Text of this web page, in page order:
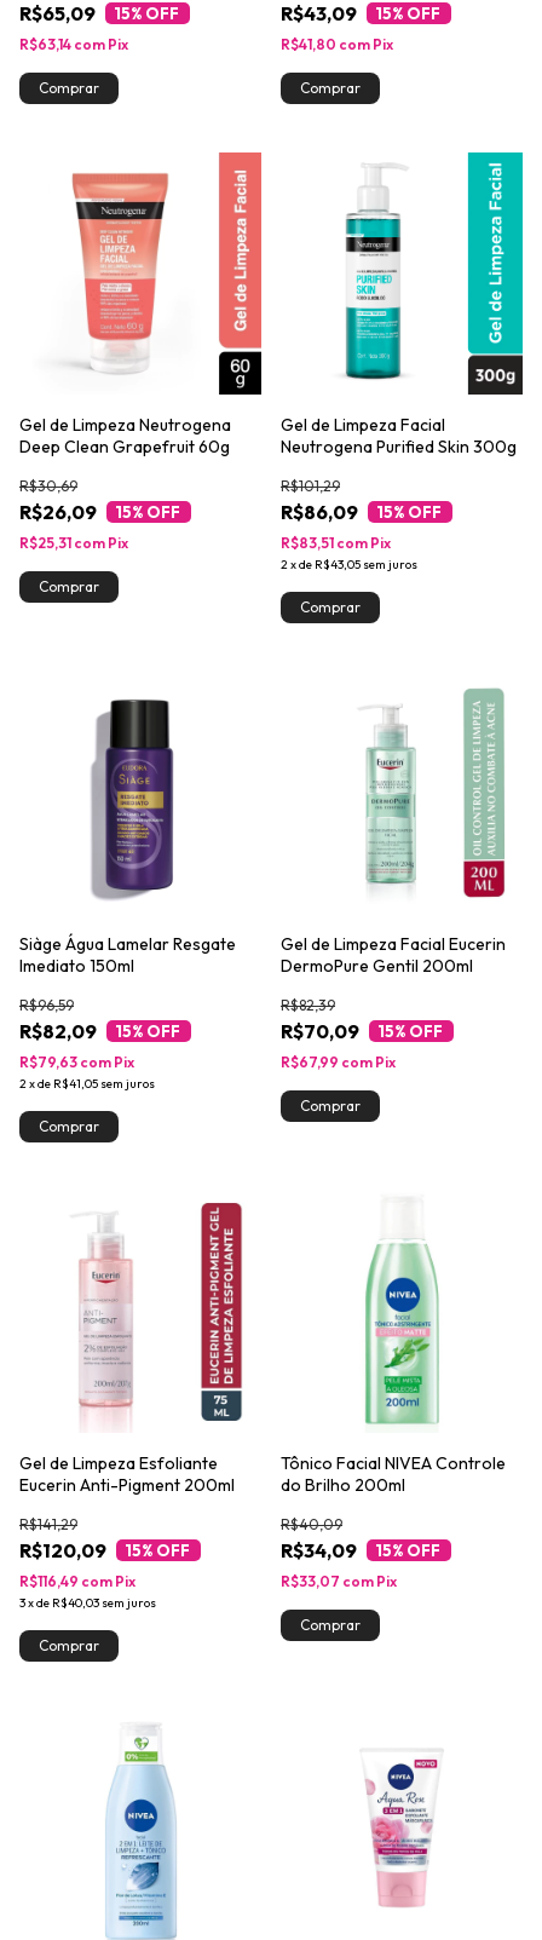
R$65,09 15% OFF
R$63,14 com Pix
R$43,09 15% OFF
R$41,80 com Pix
Gel de Limpeza Neutrogena
Deep Clean Grapefruit 60g
R$26,09
R$30,69
15% OFF
R$25,31 com Pix
Gel de Limpeza Facial
Neutrogena Purified Skin 300g
R$86,09
R$101,29
15% OFF
2xde R$43,05 sem juros
R$83,51 com Pix
Siàge Água Lamelar Resgate
Imediato 150ml
R$82,09
R$96,59
15% OFF
2xde R$41,05 sem juros
R$79,63 com Pix
Gel de Limpeza Facial Eucerin
DermoPure Gentil 200ml
R$70,09
R$82,39
15% OFF
R$67,99 com Pix
Gel de Limpeza Esfoliante
Eucerin Anti-Pigment 200ml
R$120,09
R$141,29
15% OFF
3xde R$40,03 sem juros
R$116,49 com Pix
Tônico Facial NIVEA Controle
do Brilho 200ml
R$34,09
R$40,09
15% OFF
R$33,07 com Pix